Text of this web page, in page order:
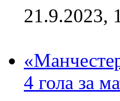
21.9.2023,
4 гола за